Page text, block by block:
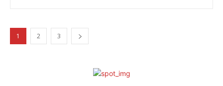
1 2 3